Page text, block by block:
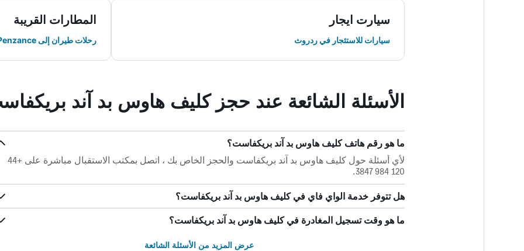
سيارت ايجار
سيارات للاستئجار في ردروث
المطارات القريبة
رحلات طيران إلى Penzance
الأسئلة الشائعة عند حجز كليف هاوس بد آند
ما هو رقم هاتف كليف هاوس بد آند بريكفاست؟
لأي أسئلة حول كليف هاوس بد آند بريكفاست والحجز الخاص بك ، اتصل بمكتب الاستقبال مباشرة على +44
120 984 3847.
هل تتوفر خدمة الواي فاي في كليف هاوس بد آند بريكفاست؟
ما هو وقت تسجيل المغادرة في كليف هاوس بد آند بريكفاست؟
عرض المزيد من الأسئلة الشائعة